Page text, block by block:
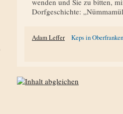
wenden und Sie zu bitten,
Dorfgeschichte:
Adam Leffer Keps in